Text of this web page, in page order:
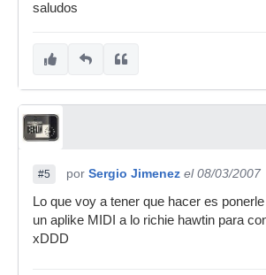
saludos
#5 por Sergio Jimenez el 08/03/2007
Lo que voy a tener que hacer es
un aplike MIDI a lo richie hawtin para
xDDD